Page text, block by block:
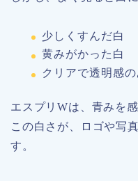
少しくすんだ白
黄みがかった白
クリアで透明感
エスプリWは、青みを
この白さが、ロゴや写
す。